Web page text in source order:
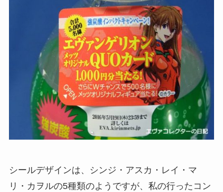
シールデザインは、シンジ・アスカ・レイ・マ
リ・カヲルの5種類のようですが、私の行ったコン